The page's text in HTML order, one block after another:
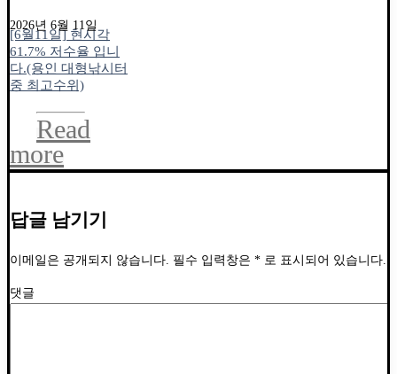
2026년 6월 11일
[6월11일] 현시각
61.7% 저수율 입니
다.(용인 대형낚시터
중 최고수위)
Read
more
답글 남기기
이메일은 공개되지 않습니다. 필수 입력창은 * 로 표시되어 있습니다.
댓글